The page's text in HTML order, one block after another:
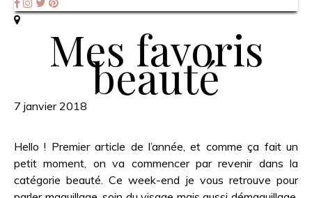
Mes favoris
beauté
7 janvier 2018
Hello ! Premier article de l’année, et comme ça fait un
petit moment, on va commencer par revenir dans la
catégorie beauté. Ce week-end je vous retrouve pour